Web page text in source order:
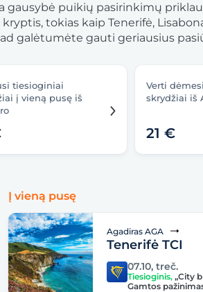
gausybė puikių pasirinkimų
tokias kaip Tenerifė,
galėtumėte gauti geriausius
tiesioginiai
į vieną pusę iš
Verti
skrydžiai iš
21 €
Į vieną pusę
Agadiras AGA
Tenerifė TCI
07.10, treč.
Tiesioginis, „City
Gamtos